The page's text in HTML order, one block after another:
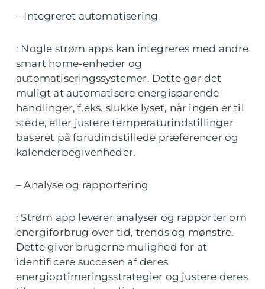
– Integreret automatisering
: Nogle strøm apps kan integreres med andre
smart home-enheder og
automatiseringssystemer. Dette gør det
muligt at automatisere energisparende
handlinger, f.eks. slukke lyset, når ingen er til
stede, eller justere temperaturindstillinger
baseret på forudindstillede præferencer og
kalenderbegivenheder.
– Analyse og rapportering
: Strøm app leverer analyser og rapporter om
energiforbrug over tid, trends og mønstre.
Dette giver brugerne mulighed for at
identificere succesen af deres
energioptimeringsstrategier og justere deres